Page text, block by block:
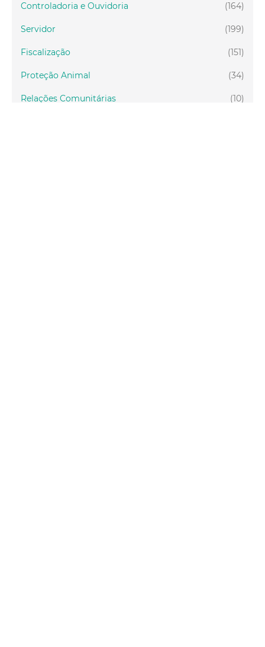
(164)
Controladoria e Ouvidoria
(199)
Servidor
(151)
Fiscalização
(34)
Proteção Animal
(10)
Relações Comunitárias